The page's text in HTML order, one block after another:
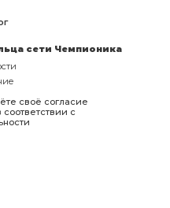
сети Чемпионика
своё согласие
с